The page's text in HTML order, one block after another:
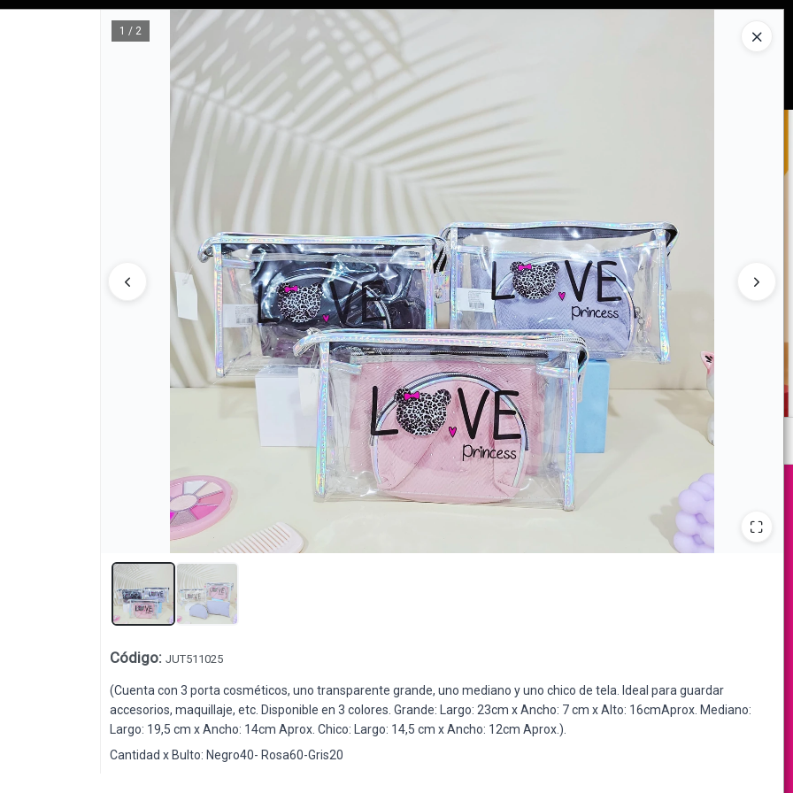
1 / 2
Código: JUT511025
(Cuenta con 3 porta cosméticos, uno transparente grande, uno mediano y uno chico de tela. Ideal para guardar
accesorios, maquillaje, etc. Disponible en 3 colores. Grande: Largo: 23cm x Ancho: 7 cm x Alto: 16cmAprox. Mediano:
Largo: 19,5 cm x Ancho: 14cm Aprox. Chico: Largo: 14,5 cm x Ancho: 12cm Aprox.).
Cantidad x Bulto: Negro40- Rosa60-Gris20
Tienda solo paraMAYORISTAS
CÓMO COMPRAR QUIÉNES SOMOS
Lista vacía